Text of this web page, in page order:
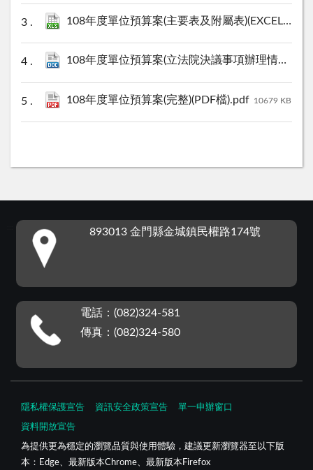
108年度單位預算案(主要表及附屬表)(EXCEL檔).xls
108年度單位預算案(立法院決議事項辦理情形表)(WORD檔).doc
108年度單位預算案(完整)(PDF檔).pdf 10679 KB
893013 金門縣金城鎮民權路174號
電話：(082)324-581
傳真：(082)324-580
隱私權保護宣告 資訊安全政策宣告 單一申辦窗口
資料開放宣告
為提供更為穩定的瀏覽品質與使用體驗，建議更新瀏覽器至以下版
本：Edge、最新版本Chrome、最新版本Firefox